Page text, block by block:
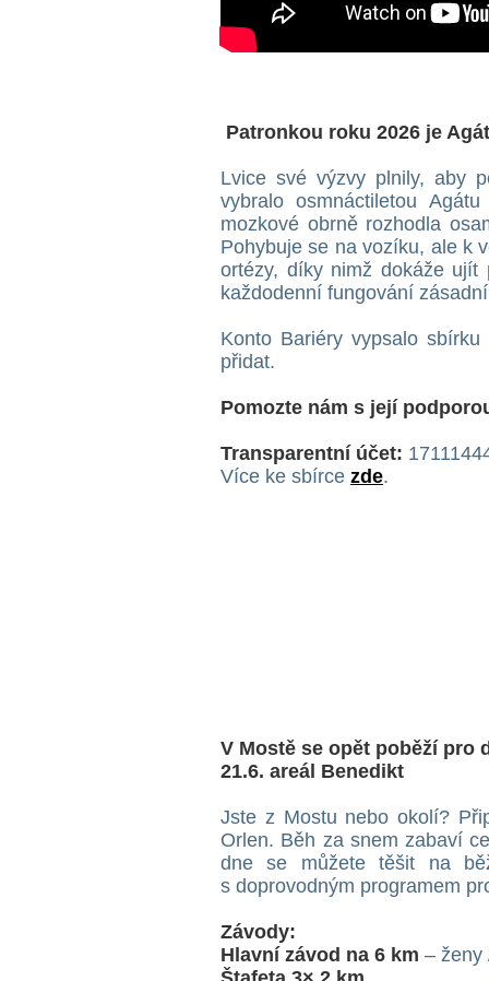
Patronkou roku 2026 je
Lvice své výzvy plnily, aby
vybralo osmnáctiletou
mozkové obrně rozhodla
Pohybuje se na vozíku, ale k
ortézy, díky nimž dokáže
každodenní fungování
Konto Bariéry vypsalo
přidat.
Pomozte nám s její
Transparentní účet:
Více ke sbírce zde.
V Mostě se opět poběží pro
21.6. areál Benedikt
Jste z Mostu nebo okolí?
Orlen. Běh za snem zabaví
dne se můžete těšit na
s doprovodným programem
Závody:
Hlavní závod na 6 km – ženy